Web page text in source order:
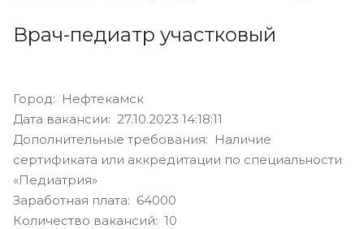
Врач-педиатр участковый
Город: Нефтекамск
Дата вакансии: 27.10.2023 14:18:11
Дополнительные требования: Наличие
сертификата или аккредитации по специальности
«Педиатрия»
Заработная плата: 64000
Количество вакансий: 10